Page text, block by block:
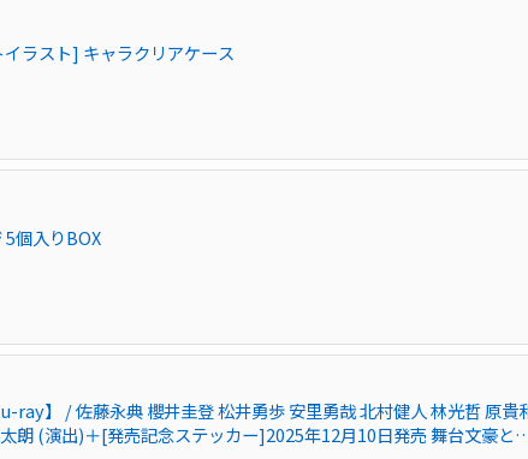
ラスト] キャラクリアケース
5個入りBOX
ray】 / 佐藤永典 櫻井圭登 松井勇歩 安里勇哉 北村健人 林光哲 原貴
朗 (演出)＋[発売記念ステッカー]2025年12月10日発売 舞台文豪と